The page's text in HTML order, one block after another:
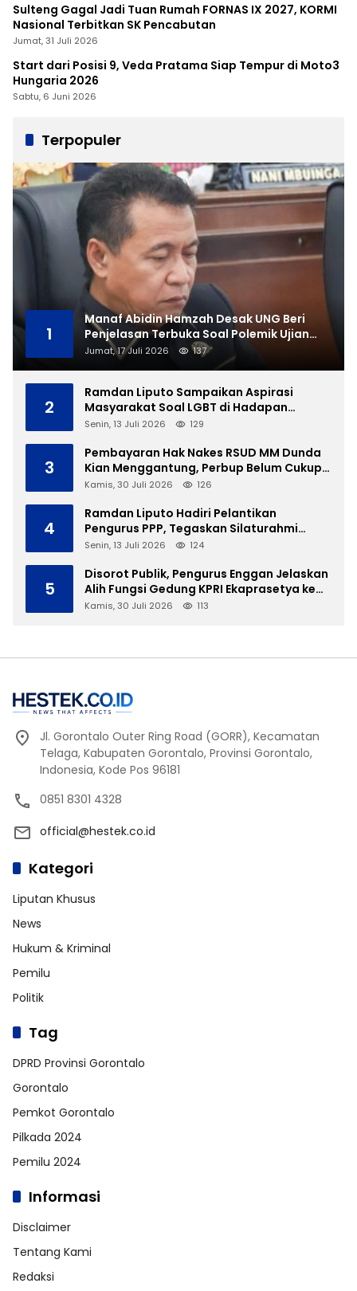
Sulteng Gagal Jadi Tuan Rumah FORNAS IX 2027, KORMI
Nasional Terbitkan SK Pencabutan
Jumat, 31 Juli 2026
Start dari Posisi 9, Veda Pratama Siap Tempur di Moto3
Hungaria 2026
Sabtu, 6 Juni 2026
Terpopuler
1
Manaf Abidin Hamzah Desak UNG Beri
Penjelasan Terbuka Soal Polemik Ujian
Skripsi Mahasiswi
Jumat, 17 Juli 2026 137
2
Ramdan Liputo Sampaikan Aspirasi
Masyarakat Soal LGBT di Hadapan
Gubernur Gusnar
Senin, 13 Juli 2026 129
3
Pembayaran Hak Nakes RSUD MM Dunda
Kian Menggantung, Perbup Belum Cukup
Tanpa Direktur Definitif
Kamis, 30 Juli 2026 126
4
Ramdan Liputo Hadiri Pelantikan
Pengurus PPP, Tegaskan Silaturahmi
Antarpartai Kunci Membangun Gorontalo
Senin, 13 Juli 2026 124
5
Disorot Publik, Pengurus Enggan Jelaskan
Alih Fungsi Gedung KPRI Ekaprasetya ke
Dapur SPPG
Kamis, 30 Juli 2026 113
Jl. Gorontalo Outer Ring Road (GORR), Kecamatan
Telaga, Kabupaten Gorontalo, Provinsi Gorontalo,
Indonesia, Kode Pos 96181
0851 8301 4328
official@hestek.co.id
Kategori
Liputan Khusus
News
Hukum & Kriminal
Pemilu
Politik
Tag
DPRD Provinsi Gorontalo
Gorontalo
Pemkot Gorontalo
Pilkada 2024
Pemilu 2024
Informasi
Disclaimer
Tentang Kami
Redaksi